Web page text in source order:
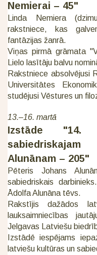
Nemierai – 45"
Linda Nemiera
rakstniece, kas
fantāzijas žanrā.
Viņas pirmā grāmata
Lielo lasītāju balvu
Rakstniece absolvējusi
Universitātes
studējusi Vēstures un
13.–16. martā
Izstāde "14.
Alunānam – 205"
Pēteris Johans
sabiedriskais
Ādolfa Alunāna tēvs.
Rakstījis dažādos
lauksaimniecības
Jelgavas Latviešu
Izstādē iespējams
latviešu kultūras un